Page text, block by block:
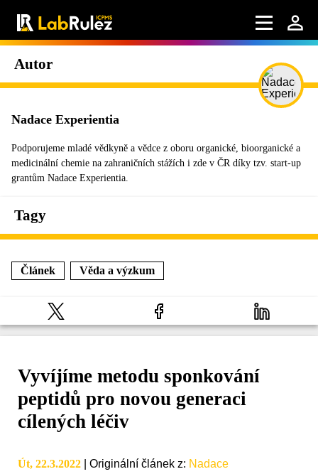
Autor
Nadace Experientia
Podporujeme mladé vědkyně a vědce z oboru organické, bioorganické a
medicinální chemie na zahraničních stážích i zde v ČR díky tzv. start-up
grantům Nadace Experientia.
Tagy
Článek Věda a výzkum
Vyvíjíme metodu sponkování
peptidů pro novou generaci
cílených léčiv
Út, 22.3.2022 Originální článek z: Nadace